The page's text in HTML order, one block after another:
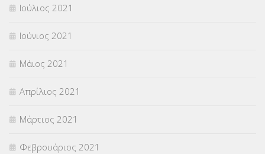
Ιούλιος 2021
Ιούνιος 2021
Μάιος 2021
Απρίλιος 2021
Μάρτιος 2021
Φεβρουάριος 2021